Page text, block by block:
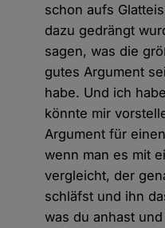
schon aufs
dazu gedrängt
sagen, was die
gutes Argument
habe. Und ich
könnte mir
Argument für
wenn man es mit
vergleicht, der
schläfst und ihn
was du anhast